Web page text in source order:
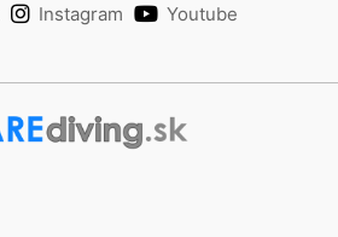
Instagram Youtube